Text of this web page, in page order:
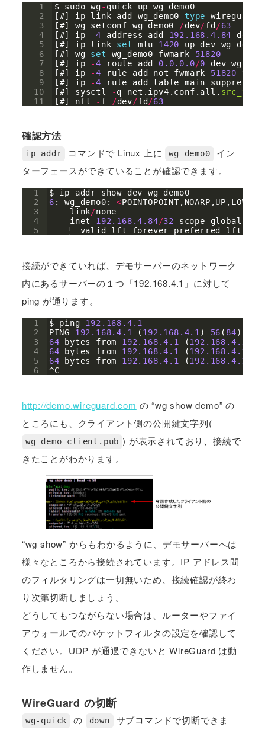
1
2
3
4
5
6
7
8
9
10
11
$ sudo wg- quick up
wg_demo0
[#] ip link add wg_demo0 type
wireguard
[#] wg setconf wg_demo0 /dev/fd /63
[#] ip -4 address add 192.168.4.84 dev
[#] ip link set mtu 1420 up dev
wg_demo0
[#] wg set wg_demo0 fwmark
51820
[#] ip -4 route add 0.0.0.0/0 dev
[#] ip -4 rule add not fwmark 51820
[#] ip -4 rule add table main
[#] sysctl -q net . ipv4 . conf . all .
[#] nft - f /dev/fd/63
確認方法
ip addr コマンドで Linux 上に wg_demo0
イン
ターフェースができていることが確認できます。
1
2
3
4
5
$ ip addr show dev
wg_demo0
6 : wg_demo0 : <POINTOPOINT, NOARP ,UP ,
link/none
inet
192.168.4.84/32 scope global
valid_lft
forever preferred_lft
接続ができていれば、デモサーバーのネットワーク
内にあるサーバーの１つ「192.168.4.1」に対して
ping が通ります。
1
2
3
4
5
6
$ ping
192.168.4.1
PING
192.168.4.1 ( 192.168.4.1) 56 ( 84)
64
bytes from 192.168.4.1 (192.168.4.1
64
bytes from 192.168.4.1 (192.168.4.1
64
bytes from 192.168.4.1 (192.168.4.1
^C
http://demo.wireguard.com の “wg show demo” の
ところにも、クライアント側の公開鍵文字列(
wg_demo_client.pub ) が表示されており、接続で
きたことがわかります。
“wg show” からもわかるように、デモサーバーへは
様々なところから接続されています。IP アドレス間
のフィルタリングは一切無いため、接続確認が終わ
り次第切断しましょう。
どうしてもつながらない場合は、ルーターやファイ
アウォールでのパケットフィルタの設定を確認して
ください。UDP が通過できないと WireGuard は動
作しません。
WireGuard の切断
wg-quick の down
サブコマンドで切断できま